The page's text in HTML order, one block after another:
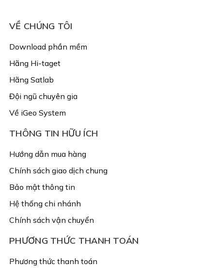
VỀ CHÚNG TÔI
Download phần mềm
Hãng Hi-taget
Hãng Satlab
Đội ngũ chuyên gia
Về iGeo System
THÔNG TIN HỮU ÍCH
Hướng dẫn mua hàng
Chính sách giao dịch chung
Bảo mật thông tin
Hệ thống chi nhánh
Chính sách vận chuyển
PHƯƠNG THỨC THANH TOÁN
Phương thức thanh toán